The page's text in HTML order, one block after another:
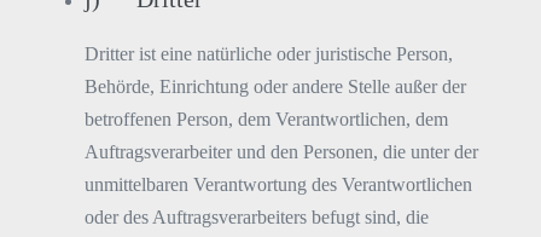
Dritter ist eine natürliche oder juristische Person,
Behörde, Einrichtung oder andere Stelle außer der
betroffenen Person, dem Verantwortlichen, dem
Auftragsverarbeiter und den Personen, die unter der
unmittelbaren Verantwortung des Verantwortlichen
oder des Auftragsverarbeiters befugt sind, die